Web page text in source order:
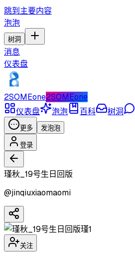
跳到主要内容
泡泡
树洞
消息
仪表盘
2SOMEone2SOMEone
仪表盘
泡泡 百科 树洞
更多 发泡泡
登录
瑾秋_19号生日回版
@jinqiuxiaomaomi
瑾1
关注